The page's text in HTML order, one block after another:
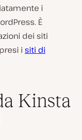
i
È
dei siti
i siti di
Kinsta